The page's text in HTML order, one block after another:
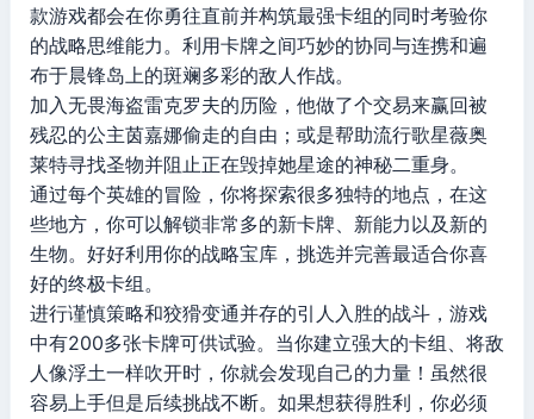
款游戏都会在你勇往直前并构筑最强卡组的同时考验你
的战略思维能力。利用卡牌之间巧妙的协同与连携和遍
布于晨锋岛上的斑斓多彩的敌人作战。
加入无畏海盗雷克罗夫的历险，他做了个交易来赢回被
残忍的公主茵嘉娜偷走的自由；或是帮助流行歌星薇奥
莱特寻找圣物并阻止正在毁掉她星途的神秘二重身。
通过每个英雄的冒险，你将探索很多独特的地点，在这
些地方，你可以解锁非常多的新卡牌、新能力以及新的
生物。好好利用你的战略宝库，挑选并完善最适合你喜
好的终极卡组。
进行谨慎策略和狡猾变通并存的引人入胜的战斗，游戏
中有200多张卡牌可供试验。当你建立强大的卡组、将敌
人像浮土一样吹开时，你就会发现自己的力量！虽然很
容易上手但是后续挑战不断。如果想获得胜利，你必须